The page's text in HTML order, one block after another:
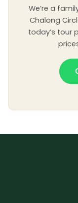
We’re a
Chalong
today’s tour